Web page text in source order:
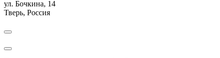
ул. Бочкина, 14
Тверь, Россия